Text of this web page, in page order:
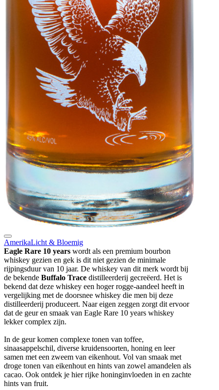
AmerikaLicht & Bloemig
Eagle Rare 10 years wordt als een premium bourbon
whiskey gezien en gek is dit niet gezien de minimale
rijpingsduur van 10 jaar. De whiskey van dit merk wordt bij
de bekende Buffalo Trace distilleerderij gecreëerd. Het is
bekend dat deze whiskey een hoger rogge-aandeel heeft in
vergelijking met de doorsnee whiskey die men bij deze
distilleerderij produceert. Naar eigen zeggen zorgt dit ervoor
dat de geur en smaak van Eagle Rare 10 years whiskey
lekker complex zijn.
In de geur komen complexe tonen van toffee,
sinaasappelschil, diverse kruidensoorten, honing en leer
samen met een zweem van eikenhout. Vol van smaak met
droge tonen van eikenhout en hints van zowel amandelen als
cacao. Ook ontdek je hier rijke honinginvloeden in en zachte
hints van fruit.